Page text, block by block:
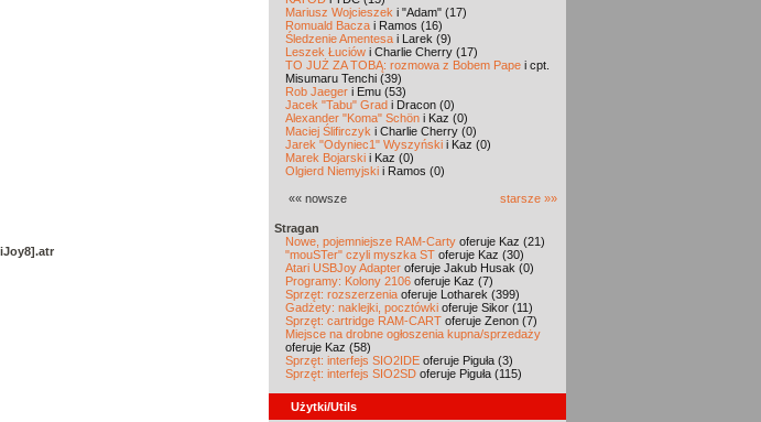
Mariusz Wojcieszek i "Adam" (17)
Romuald Bacza i Ramos (16)
Śledzenie Amentesa i Larek (9)
Leszek Łuciów i Charlie Cherry (17)
TO JUŻ ZA TOBĄ: rozmowa z Bobem Pape i cpt.
Misumaru Tenchi (39)
Rob Jaeger i Emu (53)
Jacek "Tabu" Grad i Dracon (0)
Alexander "Koma" Schön i Kaz (0)
Maciej Ślifirczyk i Charlie Cherry (0)
Jarek "Odyniec1" Wyszyński i Kaz (0)
Marek Bojarski i Kaz (0)
Olgierd Niemyjski i Ramos (0)
«« nowsze starsze »»
Stragan
Nowe, pojemniejsze RAM-Carty oferuje Kaz (21)
"mouSTer" czyli myszka ST oferuje Kaz (30)
Atari USBJoy Adapter oferuje Jakub Husak (0)
Programy: Kolony 2106 oferuje Kaz (7)
Sprzęt: rozszerzenia oferuje Lotharek (399)
Gadżety: naklejki, pocztówki oferuje Sikor (11)
Sprzęt: cartridge RAM-CART oferuje Zenon (7)
Miejsce na drobne ogłoszenia kupna/sprzedaży
oferuje Kaz (58)
Sprzęt: interfejs SIO2IDE oferuje Piguła (3)
Sprzęt: interfejs SIO2SD oferuje Piguła (115)
Użytki/Utils